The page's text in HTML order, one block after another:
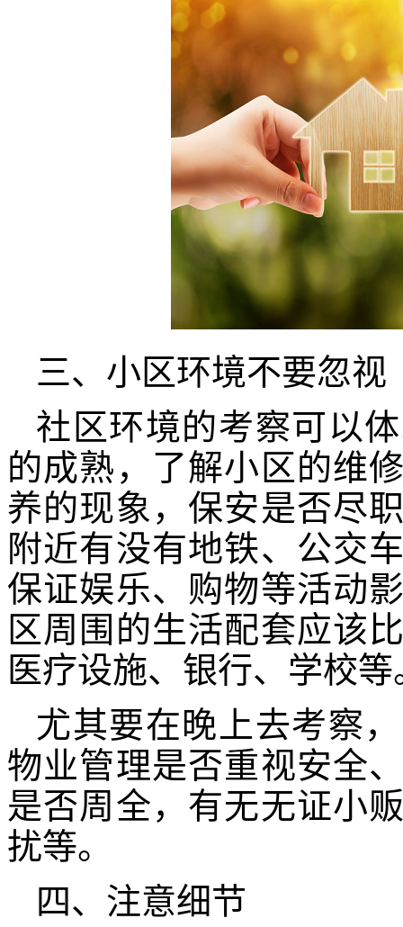
三、小区环境不要忽视
社区环境的考察可以
的成熟，了解小区的维
养的现象，保安是否尽
附近有没有地铁、公交
保证娱乐、购物等活动
区周围的生活配套应该
医疗设施、银行、学校等
尤其要在晚上去考察
物业管理是否重视安全
是否周全，有无无证小
扰等。
四、注意细节